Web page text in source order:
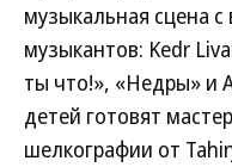
музыкальная сцена
музыкантов: Kedr
ты что!», «Недры» и
детей готовят
шелкографии от